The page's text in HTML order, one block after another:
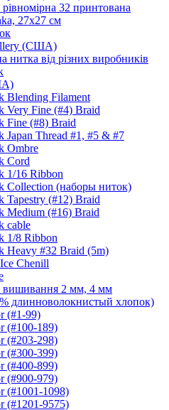
32 принтована
27х27 см
(США)
нитка від різних виробників
Blending Filament
Very Fine (#4) Braid
Fine (#8) Braid
Japan Thread #1, #5 & #7
Ombre
Cord
1/16 Ribbon
Collection (наборы ниток)
Tapestry (#12) Braid
Medium (#16) Braid
cable
1/8 Ribbon
Heavy #32 Braid (5m)
Chenill
вишивання 2 мм, 4 мм
длинноволокнистый хлопок)
(#1-99)
(#100-189)
(#203-298)
(#300-399)
(#400-899)
(#900-979)
(#1001-1098)
(#1201-9575)